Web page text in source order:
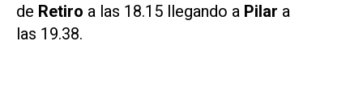
de Retiro a las 18.15 llegando a Pilar a
las 19.38.